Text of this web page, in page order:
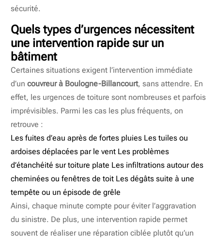
sécurité.
Quels types d’urgences nécessitent
une intervention rapide sur un
bâtiment
Certaines situations exigent l’intervention immédiate
d’uncouvreur à Boulogne-Billancourt, sans attendre. En
effet, les urgences de toiture sont nombreuses et parfois
imprévisibles. Parmi les cas les plus fréquents, on
retrouve :
Les fuites d’eau après de fortes pluies Les tuiles ou
ardoises déplacées par le vent Les problèmes
d’étanchéité sur toiture plate Les infiltrations autour des
cheminées ou fenêtres de toit Les dégâts suite à une
tempête ou un épisode de grêle
Ainsi, chaque minute compte pour éviter l’aggravation
du sinistre. De plus, une intervention rapide permet
souvent de réaliser une réparation ciblée plutôt qu’un